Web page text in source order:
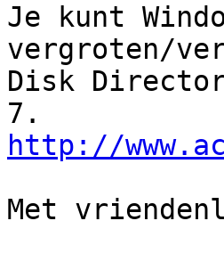
Je kunt
vergroten/
Disk
http://
Met